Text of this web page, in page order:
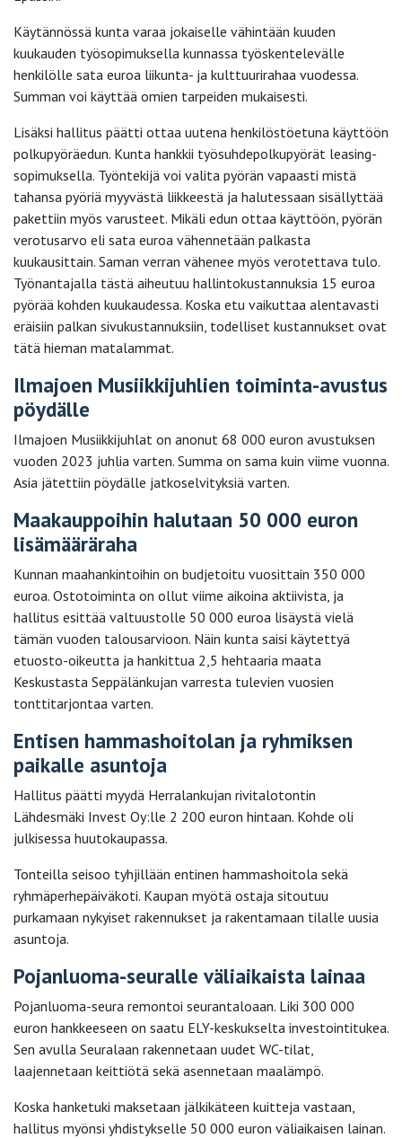
Käytännössä kunta varaa jokaiselle vähintään kuuden
kuukauden työsopimuksella kunnassa työskentelevälle
henkilölle sata euroa liikunta- ja kulttuurirahaa vuodessa.
Summan voi käyttää omien tarpeiden mukaisesti.
Lisäksi hallitus päätti ottaa uutena henkilöstöetuna käyttöön
polkupyöräedun. Kunta hankkii työsuhdepolkupyörät leasing-
sopimuksella. Työntekijä voi valita pyörän vapaasti mistä
tahansa pyöriä myyvästä liikkeestä ja halutessaan sisällyttää
pakettiin myös varusteet. Mikäli edun ottaa käyttöön, pyörän
verotusarvo eli sata euroa vähennetään palkasta
kuukausittain. Saman verran vähenee myös verotettava tulo.
Työnantajalla tästä aiheutuu hallintokustannuksia 15 euroa
pyörää kohden kuukaudessa. Koska etu vaikuttaa alentavasti
eräisiin palkan sivukustannuksiin, todelliset kustannukset ovat
tätä hieman matalammat.
Ilmajoen Musiikkijuhlien toiminta-avustus
pöydälle
Ilmajoen Musiikkijuhlat on anonut 68 000 euron avustuksen
vuoden 2023 juhlia varten. Summa on sama kuin viime vuonna.
Asia jätettiin pöydälle jatkoselvityksiä varten.
Maakauppoihin halutaan 50 000 euron
lisämääräraha
Kunnan maahankintoihin on budjetoitu vuosittain 350 000
euroa. Ostotoiminta on ollut viime aikoina aktiivista, ja
hallitus esittää valtuustolle 50 000 euroa lisäystä vielä
tämän vuoden talousarvioon. Näin kunta saisi käytettyä
etuosto-oikeutta ja hankittua 2,5 hehtaaria maata
Keskustasta Seppälänkujan varresta tulevien vuosien
tonttitarjontaa varten.
Entisen hammashoitolan ja ryhmiksen
paikalle asuntoja
Hallitus päätti myydä Herralankujan rivitalotontin
Lähdesmäki Invest Oy:lle 2 200 euron hintaan. Kohde oli
julkisessa huutokaupassa.
Tonteilla seisoo tyhjillään entinen hammashoitola sekä
ryhmäperhepäiväkoti. Kaupan myötä ostaja sitoutuu
purkamaan nykyiset rakennukset ja rakentamaan tilalle uusia
asuntoja.
Pojanluoma-seuralle väliaikaista lainaa
Pojanluoma-seura remontoi seurantaloaan. Liki 300 000
euron hankkeeseen on saatu ELY-keskukselta investointitukea.
Sen avulla Seuralaan rakennetaan uudet WC-tilat,
laajennetaan keittiötä sekä asennetaan maalämpö.
Koska hanketuki maksetaan jälkikäteen kuitteja vastaan,
hallitus myönsi yhdistykselle 50 000 euron väliaikaisen lainan.